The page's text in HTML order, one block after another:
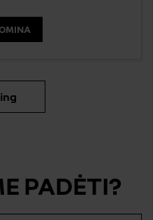
PADĖTI?